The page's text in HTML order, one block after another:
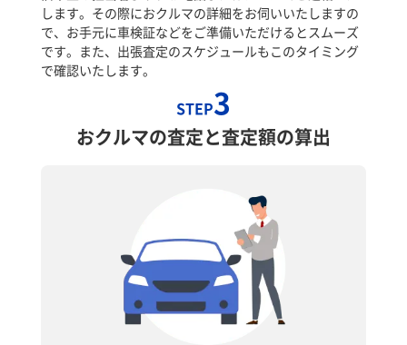
します。その際におクルマの詳細をお伺いいたしますの
で、お手元に車検証などをご準備いただけるとスムーズ
です。また、出張査定のスケジュールもこのタイミング
で確認いたします。
STEP3
おクルマの査定と査定額の算出